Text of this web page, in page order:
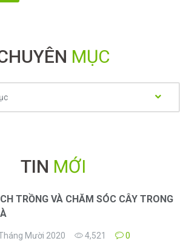
MỤC
TIN MỚI
TRỒNG VÀ CHĂM SÓC CÂY TRONG
Mười 2020 4,521 0